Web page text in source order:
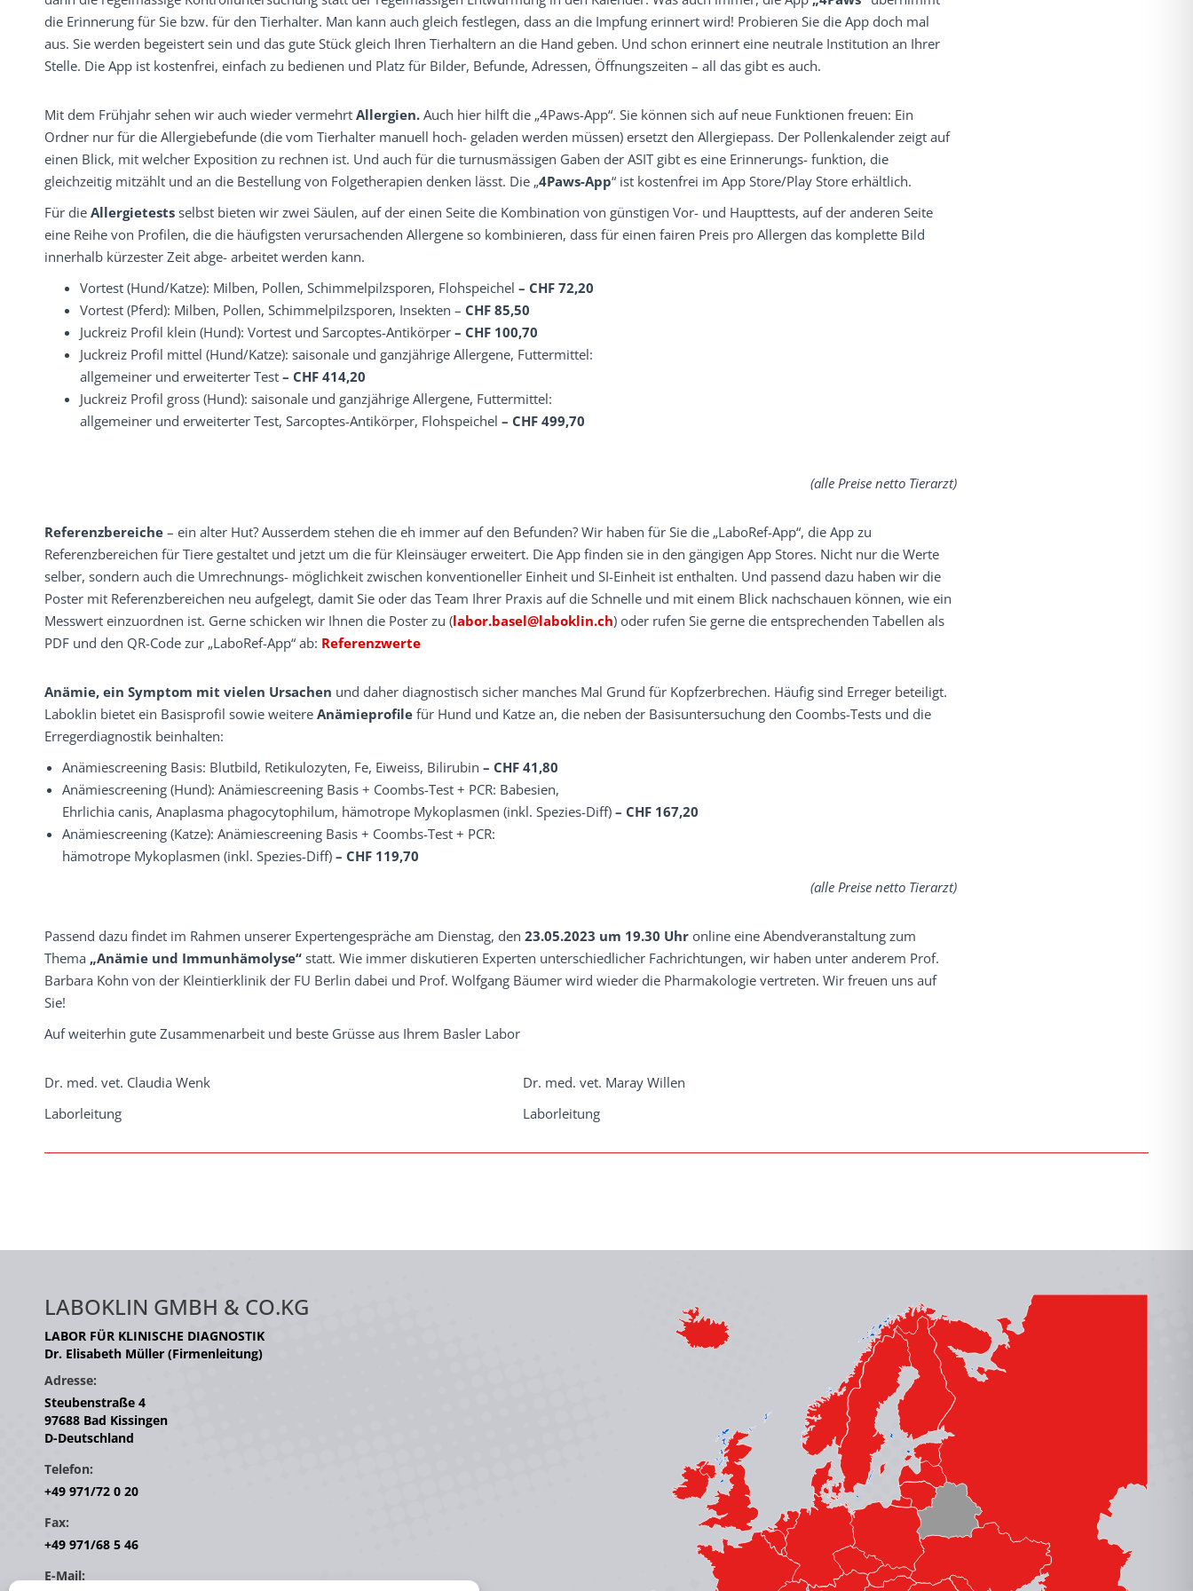
die Erinnerung für Sie bzw. für den Tierhalter. Man kann auch gleich festlegen, dass an die Impfung erinnert wird! Probieren Sie die App doch mal
aus. Sie werden begeistert sein und das gute Stück gleich Ihren Tierhaltern an die Hand geben. Und schon erinnert eine neutrale Institution an Ihrer
Stelle. Die App ist kostenfrei, einfach zu bedienen und Platz für Bilder, Befunde, Adressen, Öffnungszeiten – all das gibt es auch.
Mit dem Frühjahr sehen wir auch wieder vermehrt Allergien. Auch hier hilft die „4Paws-App“. Sie können sich auf neue Funktionen freuen: Ein
Ordner nur für die Allergiebefunde (die vom Tierhalter manuell hoch- geladen werden müssen) ersetzt den Allergiepass. Der Pollenkalender zeigt auf
einen Blick, mit welcher Exposition zu rechnen ist. Und auch für die turnusmässigen Gaben der ASIT gibt es eine Erinnerungs- funktion, die
gleichzeitig mitzählt und an die Bestellung von Folgetherapien denken lässt. Die „4Paws-App“ ist kostenfrei im App Store/Play Store erhältlich.
Für die Allergietests selbst bieten wir zwei Säulen, auf der einen Seite die Kombination von günstigen Vor- und Haupttests, auf der anderen Seite
eine Reihe von Profilen, die die häufigsten verursachenden Allergene so kombinieren, dass für einen fairen Preis pro Allergen das komplette Bild
innerhalb kürzester Zeit abge- arbeitet werden kann.
Vortest (Hund/Katze): Milben, Pollen, Schimmelpilzsporen, Flohspeichel – CHF 72,20
Vortest (Pferd): Milben, Pollen, Schimmelpilzsporen, Insekten – CHF 85,50
Juckreiz Profil klein (Hund): Vortest und Sarcoptes-Antikörper – CHF 100,70
Juckreiz Profil mittel (Hund/Katze): saisonale und ganzjährige Allergene, Futtermittel:
allgemeiner und erweiterter Test – CHF 414,20
Juckreiz Profil gross (Hund): saisonale und ganzjährige Allergene, Futtermittel:
allgemeiner und erweiterter Test, Sarcoptes-Antikörper, Flohspeichel – CHF 499,70
(alle Preise netto Tierarzt)
Referenzbereiche – ein alter Hut? Ausserdem stehen die eh immer auf den Befunden? Wir haben für Sie die „LaboRef-App“, die App zu
Referenzbereichen für Tiere gestaltet und jetzt um die für Kleinsäuger erweitert. Die App finden sie in den gängigen App Stores. Nicht nur die Werte
selber, sondern auch die Umrechnungs- möglichkeit zwischen konventioneller Einheit und SI-Einheit ist enthalten. Und passend dazu haben wir die
Poster mit Referenzbereichen neu aufgelegt, damit Sie oder das Team Ihrer Praxis auf die Schnelle und mit einem Blick nachschauen können, wie ein
Messwert einzuordnen ist. Gerne schicken wir Ihnen die Poster zu (labor.basel@laboklin.ch) oder rufen Sie gerne die entsprechenden Tabellen als
PDF und den QR-Code zur „LaboRef-App“ ab: Referenzwerte
Anämie, ein Symptom mit vielen Ursachen und daher diagnostisch sicher manches Mal Grund für Kopfzerbrechen. Häufig sind Erreger beteiligt.
Laboklin bietet ein Basisprofil sowie weitere Anämieprofile für Hund und Katze an, die neben der Basisuntersuchung den Coombs-Tests und die
Erregerdiagnostik beinhalten:
Anämiescreening Basis: Blutbild, Retikulozyten, Fe, Eiweiss, Bilirubin – CHF 41,80
Anämiescreening (Hund): Anämiescreening Basis + Coombs-Test + PCR: Babesien,
Ehrlichia canis, Anaplasma phagocytophilum, hämotrope Mykoplasmen (inkl. Spezies-Diff) – CHF 167,20
Anämiescreening (Katze): Anämiescreening Basis + Coombs-Test + PCR:
hämotrope Mykoplasmen (inkl. Spezies-Diff) – CHF 119,70
(alle Preise netto Tierarzt)
Passend dazu findet im Rahmen unserer Expertengespräche am Dienstag, den 23.05.2023 um 19.30 Uhr online eine Abendveranstaltung zum
Thema „Anämie und Immunhämolyse“ statt. Wie immer diskutieren Experten unterschiedlicher Fachrichtungen, wir haben unter anderem Prof.
Barbara Kohn von der Kleintierklinik der FU Berlin dabei und Prof. Wolfgang Bäumer wird wieder die Pharmakologie vertreten. Wir freuen uns auf
Sie!
Auf weiterhin gute Zusammenarbeit und beste Grüsse aus Ihrem Basler Labor
Dr. med. vet. Claudia Wenk
Laborleitung
Dr. med. vet. Maray Willen
Laborleitung
LABOKLIN GMBH & CO.KG
LABOR FÜR KLINISCHE DIAGNOSTIK
Dr. Elisabeth Müller (Firmenleitung)
Adresse:
Steubenstraße 4
97688 Bad Kissingen
D-Deutschland
Telefon:
+49 971/72 0 20
Fax:
+49 971/68 5 46
E-Mail: